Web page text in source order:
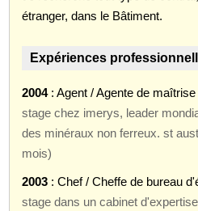
étranger, dans le Bâtiment.
Expériences
2004: Agent / Agente de
stage chez imerys, leader
des minéraux non ferreux. st
mois)
2003 : Chef / Cheffe de bureau
stage dans un cabinet